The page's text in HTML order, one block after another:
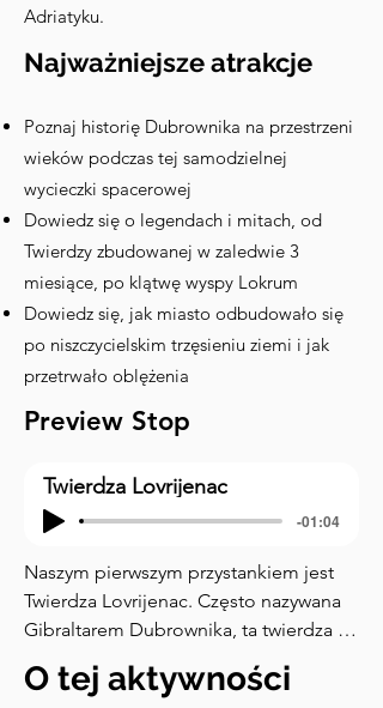
Adriatyku.
Najważniejsze atrakcje
Poznaj historię Dubrownika na przestrzeni
wieków podczas tej samodzielnej
wycieczki spacerowej
Dowiedz się o legendach i mitach, od
Twierdzy zbudowanej w zaledwie 3
miesiące, po klątwę wyspy Lokrum
Dowiedz się, jak miasto odbudowało się
po niszczycielskim trzęsieniu ziemi i jak
przetrwało oblężenia
Preview Stop
Twierdza Lovrijenac
-01:04
Naszym pierwszym przystankiem jest
Twierdza Lovrijenac. Często nazywana
Gibraltarem Dubrownika, ta twierdza
miasta od momentu powstania w XI
O tej aktywności